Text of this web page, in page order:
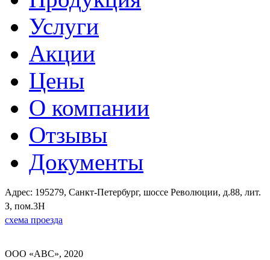
Услуги
Акции
Цены
О компании
Отзывы
Документы
Адрес: 195279, Санкт-Петербург, шоссе Революции, д.88, лит.
З, пом.3Н
схема проезда
OOO «ABC», 2020